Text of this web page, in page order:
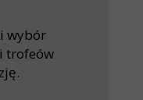
wybór
trofeów